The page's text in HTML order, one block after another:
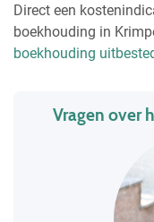
Direct een
boekhouding in
boekhouding
Vragen over